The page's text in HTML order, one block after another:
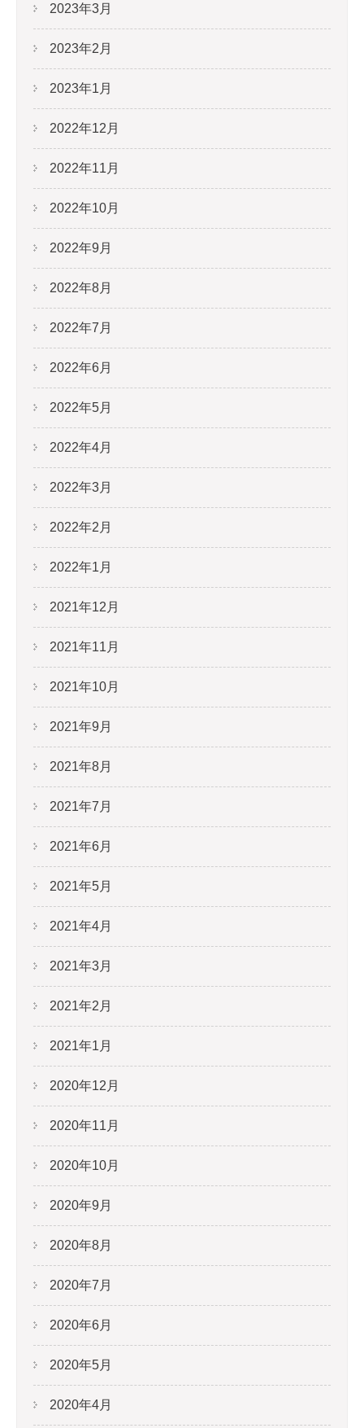
2023年3月
2023年2月
2023年1月
2022年12月
2022年11月
2022年10月
2022年9月
2022年8月
2022年7月
2022年6月
2022年5月
2022年4月
2022年3月
2022年2月
2022年1月
2021年12月
2021年11月
2021年10月
2021年9月
2021年8月
2021年7月
2021年6月
2021年5月
2021年4月
2021年3月
2021年2月
2021年1月
2020年12月
2020年11月
2020年10月
2020年9月
2020年8月
2020年7月
2020年6月
2020年5月
2020年4月